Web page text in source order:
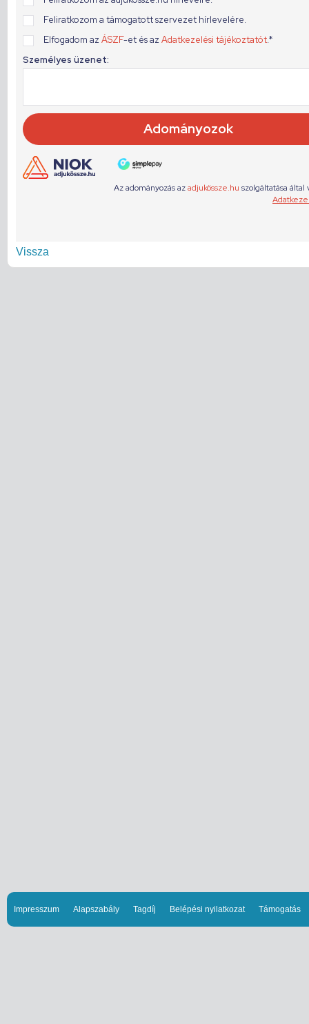
Vissza
Impresszum Alapszabály Tagdíj Belépési nyilatkozat Támogatás